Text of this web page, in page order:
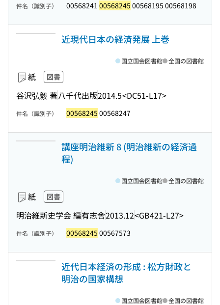
件名（識別子） 00568241 00568245 00568195 00568198
近現代日本の経済発展 上巻
紙 図書
谷沢弘毅 著八千代出版2014.5<DC51-L17>
国立国会図書館 全国の図書館
件名（識別子） 00568245 00568247
講座明治維新 8 (明治維新の経済過
程)
紙 図書
明治維新史学会 編有志舎2013.12<GB421-L27>
国立国会図書館 全国の図書館
件名（識別子） 00568245 00567573
近代日本経済の形成 : 松方財政と
明治の国家構想
国立国会図書館 全国の図書館